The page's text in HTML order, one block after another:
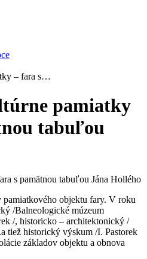
– fara s…
pamiatky
tabuľou
s pamätnou tabuľou Jána Hollého
objektu fary. V roku
/Balneologické múzeum
/, historicko – architektonický /
tiež historický výskum /I. Pastorek
základov objektu a obnova